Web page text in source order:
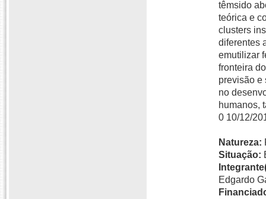
têmsido
teórica e
clusters
diferentes
emutilizar
fronteira
previsão e
no
humanos,
0 10/12/
Natureza:
Situação:
Edgardo